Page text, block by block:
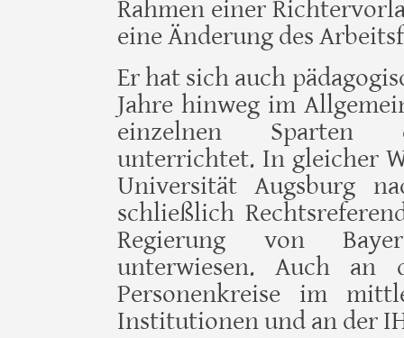
Rahmen einer
eine Änderung des
Er hat sich auch
Jahre hinweg im
einzelnen Sparten
unterrichtet. In gleicher
Universität Augsburg
schließlich
Regierung von
unterwiesen. Auch an
Personenkreise im
Institutionen und an der